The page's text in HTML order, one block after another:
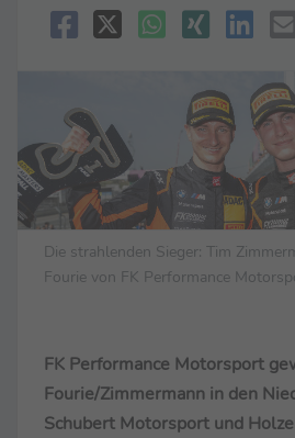
Die strahlenden Sieger: Tim
Fourie von FK Performance
FK Performance Motorsport
Fourie/Zimmermann in den
Schubert Motorsport und